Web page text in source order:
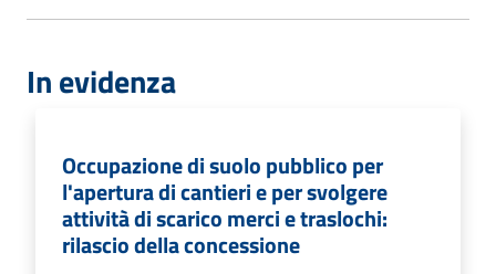
In evidenza
Occupazione di suolo pubblico per
l'apertura di cantieri e per svolgere
attività di scarico merci e traslochi:
rilascio della concessione